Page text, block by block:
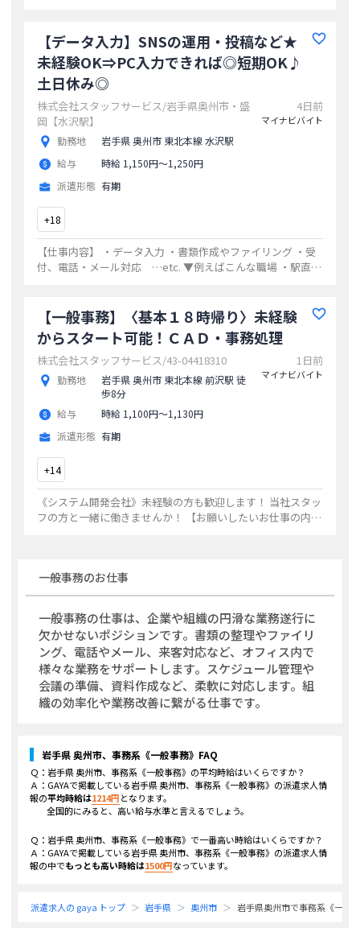
【データ入力】SNSの運用・投稿など★
未経験OK⇒PC入力できれば◎短期OK♪
土日休み◎
株式会社スタッフサービス/岩手県奥州市・盛
岡【水沢駅】
勤務地
岩手県 奥州市 東北本線 水沢駅
給与
時給 1,150円〜1,250円
派遣形態 有期
4日前
マイナビバイト
+18
【仕事内容】 ・データ入力 ・書類作成やファイリング ・受
付、電話・メール対応 …etc. ▼例えばこんな職場 ・駅直
【一般事務】〈基本１８時帰り〉未経験
からスタート可能！ＣＡＤ・事務処理
株式会社スタッフサービス/43-04418310
勤務地
岩手県 奥州市 東北本線 前沢駅 徒
歩8分
給与
時給 1,100円〜1,130円
派遣形態 有期
1日前
マイナビバイト
+14
《システム開発会社》未経験の方も歓迎します！ 当社スタッ
フの方と一緒に働きませんか！ 【お願いしたいお仕事の内
一般事務のお仕事
一般事務の仕事は、企業や組織の円滑な業務遂行に
欠かせないポジションです。書類の整理やファイリ
ング、電話やメール、来客対応など、オフィス内で
様々な業務をサポートします。スケジュール管理や
会議の準備、資料作成など、柔軟に対応します。組
織の効率化や業務改善に繋がる仕事です。
岩手県 奥州市、事務系《一般事務》 FAQ
Ｑ： 岩手県 奥州市、事務系《一般事務》 の平均時給はいくらですか？
Ａ：GAYAで掲載している岩手県 奥州市、事務系《一般事務》 の派遣求人情
報の平均時給は1214円となります。
全国的にみると、高い給与水準と言えるでしょう。
Ｑ： 岩手県 奥州市、事務系《一般事務》 で一番高い時給はいくらですか？
Ａ：GAYAで掲載している岩手県 奥州市、事務系《一般事務》 の派遣求人情
報の中でもっとも高い時給は1500円なっています。
派遣求人の gaya トップ 岩手県 奥州市 岩手県奥州市で事務系《一般